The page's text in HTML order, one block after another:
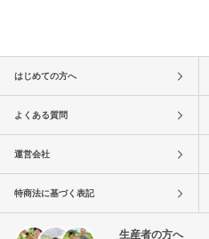
はじめての方へ
よくある質問
運営会社
特商法に基づく表記
生産者の方へ